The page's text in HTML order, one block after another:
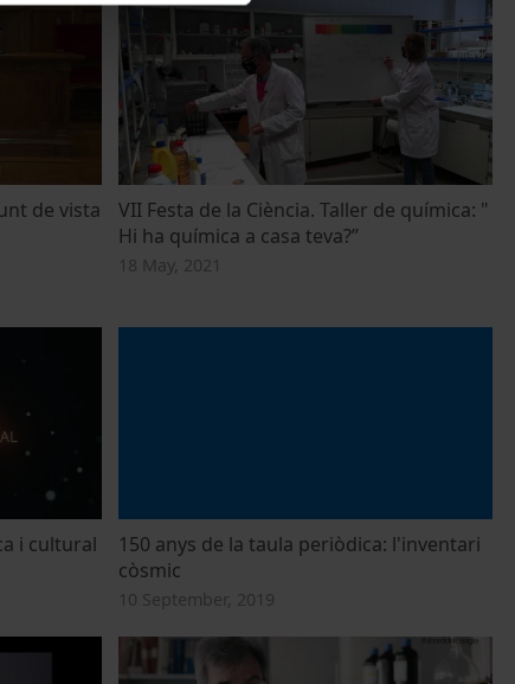
de vista
VII Festa de la Ciència. Taller de química: "
Hi ha química a casa teva?”
18 May, 2021
i cultural
150 anys de la taula periòdica: l'inventari
còsmic
10 September, 2019